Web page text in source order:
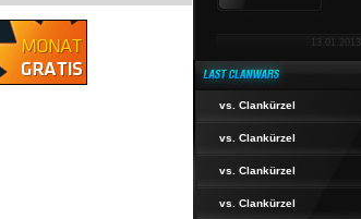
13.01.2013
vs. Clankürzel
vs. Clankürzel
vs. Clankürzel
vs. Clankürzel